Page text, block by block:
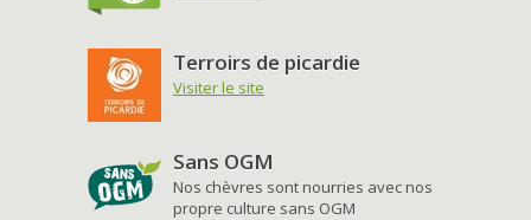
Terroirs de picardie
Visiter le site
Sans OGM
Nos chèvres sont nourries avec nos
propre culture sans OGM